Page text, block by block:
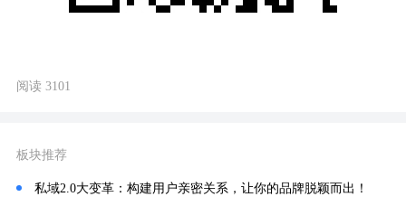
阅读 3101
板块推荐
私域2.0大变革：构建用户亲密关系，让你的品牌脱颖而出！